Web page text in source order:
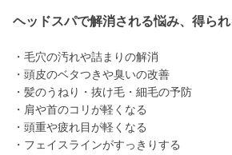
ヘッドスパで解消される悩み、得ら
・毛穴の汚れや詰まりの解消
・頭皮のベタつきや臭いの改善
・髪のうねり・抜け毛・細毛の予防
・肩や首のコリが軽くなる
・頭重や疲れ目が軽くなる
・フェイスラインがすっきりする